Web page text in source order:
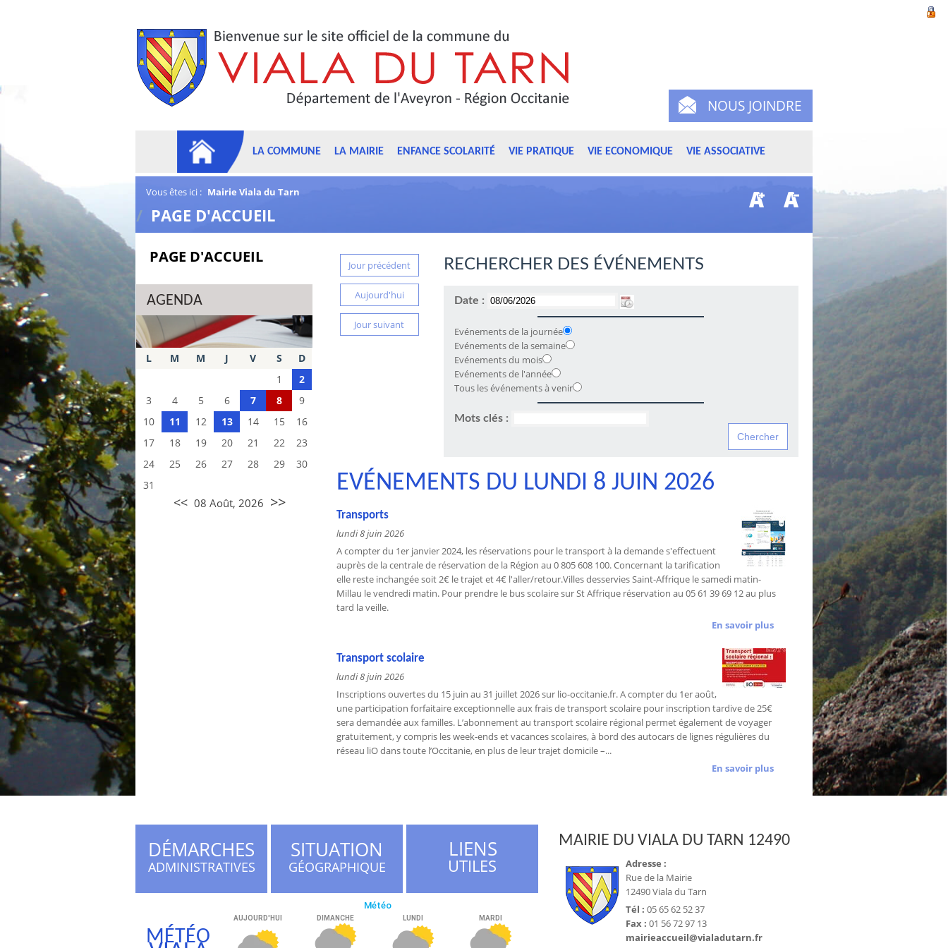
NOUS JOINDRE
LA COMMUNE LA MAIRIE ENFANCE SCOLARITÉ VIE PRATIQUE VIE ECONOMIQUE VIE ASSOCIATIVE
Vous êtes ici : Mairie Viala du Tarn
/ PAGE D'ACCUEIL
PAGE D'ACCUEIL
AGENDA
L M M J V S
D
1
2
3
4 5 6 7 8
9
10
11 12 13 14 15
16
17
18 19 20 21 22
23
24
25 26 27 28 29
30
31
<< 08 Août, 2026 >>
Jour précédent
Aujourd'hui
Jour suivant
RECHERCHER DES ÉVÉNEMENTS
Date :
Evénements de la journée
Evénements de la semaine
Evénements du mois
Evénements de l'année
Tous les événements à venir
Mots clés :
EVÉNEMENTS DU LUNDI 8 JUIN 2026
Transports
lundi 8 juin 2026
A compter du 1er janvier 2024, les réservations pour le transport à la demande s'effectuent
auprès de la centrale de réservation de la Région au 0 805 608 100. Concernant la tarification
elle reste inchangée soit 2€ le trajet et 4€ l'aller/retour.Villes desservies Saint-Affrique le samedi matin-
Millau le vendredi matin. Pour prendre le bus scolaire sur St Affrique réservation au 05 61 39 69 12 au plus
tard la veille.
En savoir plus
Transport scolaire
lundi 8 juin 2026
Inscriptions ouvertes du 15 juin au 31 juillet 2026 sur lio-occitanie.fr. A compter du 1er août,
une participation forfaitaire exceptionnelle aux frais de transport scolaire pour inscription tardive de 25€
sera demandée aux familles. L’abonnement au transport scolaire régional permet également de voyager
gratuitement, y compris les week-ends et vacances scolaires, à bord des autocars de lignes régulières du
réseau liO dans toute l’Occitanie, en plus de leur trajet domicile –...
En savoir plus
DÉMARCHES
ADMINISTRATIVES
SITUATION
GÉOGRAPHIQUE
LIENS
UTILES
MAIRIE DU VIALA DU TARN 12490
Adresse :
Rue de la Mairie
12490 Viala du Tarn
Tél : 05 65 62 52 37
Fax : 01 56 72 97 13
mairieaccueil@vialadutarn.fr
MÉTÉO